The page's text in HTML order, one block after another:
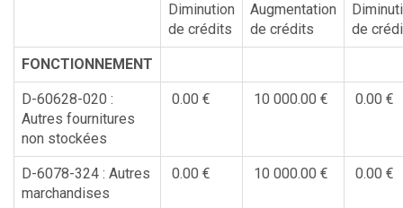
Diminution
de crédits
Augmentation
de crédits
de
FONCTIONNEMENT
D-60628-020 :
Autres fournitures
non stockées
0.00 € 10 000.00 € 0.00 €
D-6078-324 : Autres
marchandises
0.00 € 10 000.00 € 0.00 €